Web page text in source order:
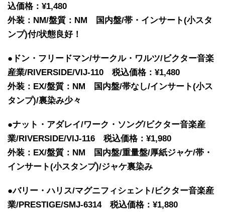
込価格：¥1,480
外装：NM/盤質：NM 国内盤/帯・インサート(小スタ
ンプ)付/状態良好！
●ドン・フリードマン/サークル・ワルツ/ビクター音楽
産業/RIVERSIDE/VIJ-110 税込価格：¥1,480
外装：EX/盤質：NM 国内盤/帯なし/インサート(小ス
タンプ)/裏染み少々
●ナット・アダレイ/ワーク・ソング/ビクター音楽産
業/RIVERSIDE/VIJ-116 税込価格：¥1,980
外装：EX/盤質：NM 国内盤/重量盤/厚紙ジャケ/帯・
インサート(小スタンプ)/ジャケ裏染み
●バリー・ハリス/マグニフィシェント/ビクター音楽産
業/PRESTIGE/SMJ-6314 税込価格：¥1,880